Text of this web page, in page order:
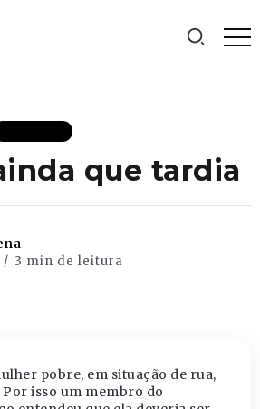
que tardia
3 min de leitura
pobre, em situação de rua,
isso um membro do